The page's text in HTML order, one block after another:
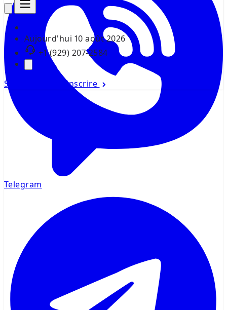
Aujourd'hui 10 août 2026
+1 (929) 207-2584
Se connecter S'inscrire
Telegram